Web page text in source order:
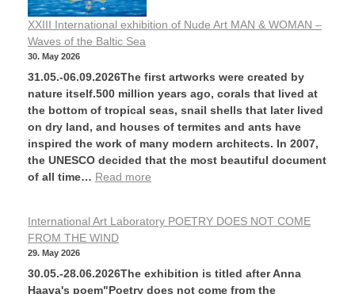
XXIII International exhibition of Nude Art MAN & WOMAN –
Waves of the Baltic Sea
30. May 2026
31.05.-06.09.2026The first artworks were created by
nature itself.500 million years ago, corals that lived at
the bottom of tropical seas, snail shells that later lived
on dry land, and houses of termites and ants have
inspired the work of many modern architects. In 2007,
the UNESCO decided that the most beautiful document
of all time… Read more
International Art Laboratory POETRY DOES NOT COME
FROM THE WIND
29. May 2026
30.05.-28.06.2026The exhibition is titled after Anna
Haava's poem"Poetry does not come from the